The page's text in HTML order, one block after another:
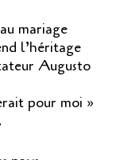
mariage
l’héritage
Augusto
pour moi »